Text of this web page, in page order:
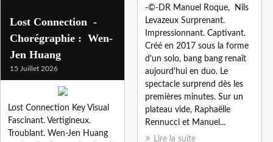
-©-DR Manuel Roque, Nils
Levazeux Surprenant.
Impressionnant. Captivant.
Créé en 2017 sous la forme
d'un solo, bang bang renaît
aujourd'hui en duo. Le
spectacle surprend dès les
premières minutes. Sur un
plateau vide, Raphaëlle
Rennucci et Manuel...
Lire la suite
Lost Connection -
Chorégraphie : Wen-
Jen Huang
15 Juillet 2026
Lost Connection Key Visual
Fascinant. Vertigineux.
Troublant. Wen-Jen Huang